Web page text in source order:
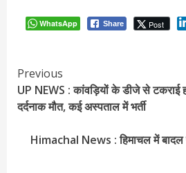
WhatsApp Share Post
Continue
Reading
Previous
UP NEWS : कांवड़ियों के डीजे से टकराई
दर्दनाक मौत, कई अस्पताल में भर्ती
Himachal News : हिमाचल में